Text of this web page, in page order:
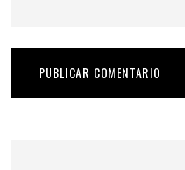
PUBLICAR COMENTARIO